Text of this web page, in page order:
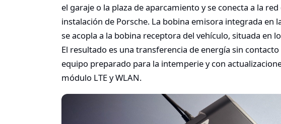
el garaje o la plaza de aparcamiento y se conecta a la
instalación de Porsche. La bobina emisora integrada en
se acopla a la bobina receptora del vehículo, situada en
El resultado es una transferencia de energía sin
equipo preparado para la intemperie y con
módulo LTE y WLAN.